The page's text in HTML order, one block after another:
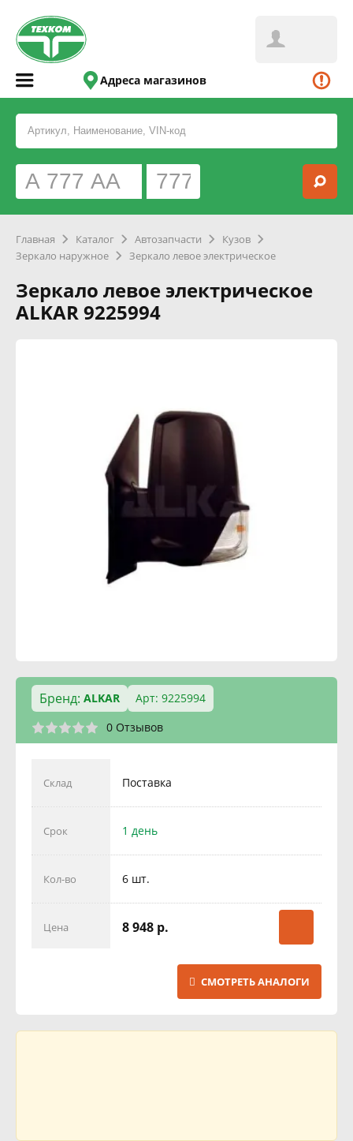
Адреса магазинов
Главная Каталог Автозапчасти
Кузов
Зеркало наружное
Зеркало левое электрическое
Зеркало левое электрическое
ALKAR 9225994
Бренд: ALKAR
Арт: 9225994
0 Отзывов
Склад Поставка
Срок 1 день
Кол-во 6 шт.
Цена 8 948 р.
СМОТРЕТЬ АНАЛОГИ